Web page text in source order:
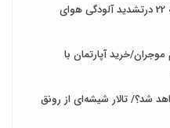
واکاوی نقش ساخت وسازهای منطقه 22 درتشدید آلودگی هوای
خرید آپارتمان با
شد؟/ تالار شیشه‌ای از رونق